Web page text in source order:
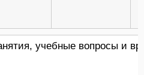
учебные вопросы и